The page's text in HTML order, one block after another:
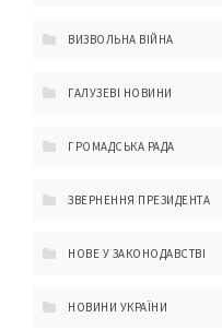
ВИЗВОЛЬНА ВІЙНА
ГАЛУЗЕВІ НОВИНИ
ГРОМАДСЬКА РАДА
ЗВЕРНЕННЯ ПРЕЗИДЕНТА
НОВЕ У ЗАКОНОДАВСТВІ
НОВИНИ УКРАЇНИ